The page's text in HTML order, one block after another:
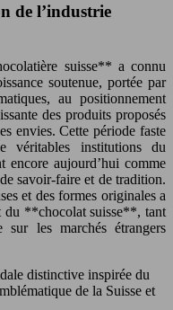
de l’industrie
suisse** a connu
soutenue, portée par
au positionnement
des produits proposés
envies. Cette période faste
véritables institutions du
aujourd’hui comme
savoir-faire et de tradition.
et des formes originales a
du **chocolat suisse**, tant
les marchés étrangers
distinctive inspirée du
de la Suisse et